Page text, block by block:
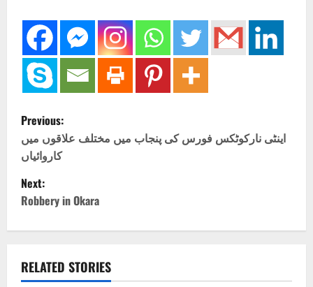
P
o
s
t
n
a
Previous:
اینٹی نارکوٹکس فورس کی پنجاب میں مختلف علاقوں میں
کاروائیاں
Next:
Robbery in Okara
RELATED STORIES